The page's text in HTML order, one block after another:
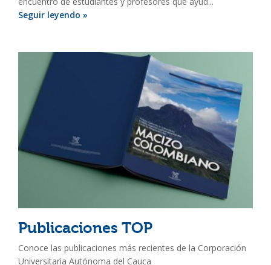
Seguir leyendo »
Publicaciones TOP
Conoce las publicaciones más recientes de la Corporación
Universitaria Autónoma del Cauca